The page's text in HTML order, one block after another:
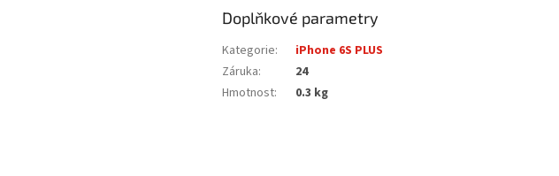
Doplňkové parametry
Kategorie:
iPhone 6S PLUS
Záruka:
24
Hmotnost: 0.3 kg